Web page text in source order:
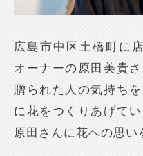
広島市中区土橋町に
オーナーの原田美貴
贈られた人の気持ち
に花をつくりあげて
原田さんに花への思い